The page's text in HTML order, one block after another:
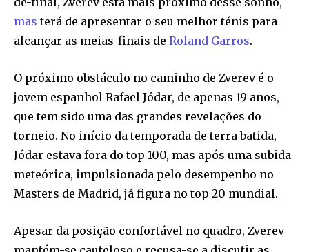
mas terá de apresentar o seu melhor ténis para
alcançar as meias-finais de Roland Garros.
O próximo obstáculo no caminho de Zverev é o
jovem espanhol Rafael Jódar, de apenas 19 anos,
que tem sido uma das grandes revelações do
torneio. No início da temporada de terra batida,
Jódar estava fora do top 100, mas após uma subida
meteórica, impulsionada pelo desempenho no
Masters de Madrid, já figura no top 20 mundial.
Apesar da posição confortável no quadro, Zverev